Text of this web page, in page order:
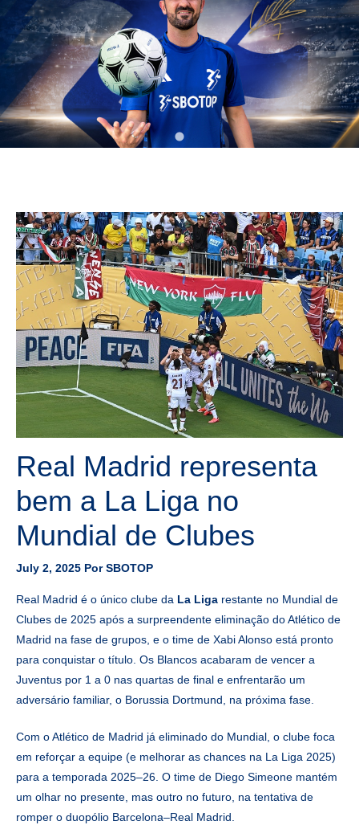
Real Madrid representa
bem a La Liga no
Mundial de Clubes
July 2, 2025 PorSBOTOP
Real Madrid é o único clube da La Liga restante no Mundial de
Clubes de 2025 após a surpreendente eliminação do Atlético de
Madrid na fase de grupos, e o time de Xabi Alonso está pronto
para conquistar o título. Os Blancos acabaram de vencer a
Juventus por 1 a 0 nas quartas de final e enfrentarão um
adversário familiar, o Borussia Dortmund, na próxima fase.
Com o Atlético de Madrid já eliminado do Mundial, o clube foca
em reforçar a equipe (e melhorar as chances na La Liga 2025)
para a temporada 2025–26. O time de Diego Simeone mantém
um olhar no presente, mas outro no futuro, na tentativa de
romper o duopólio Barcelona–Real Madrid.